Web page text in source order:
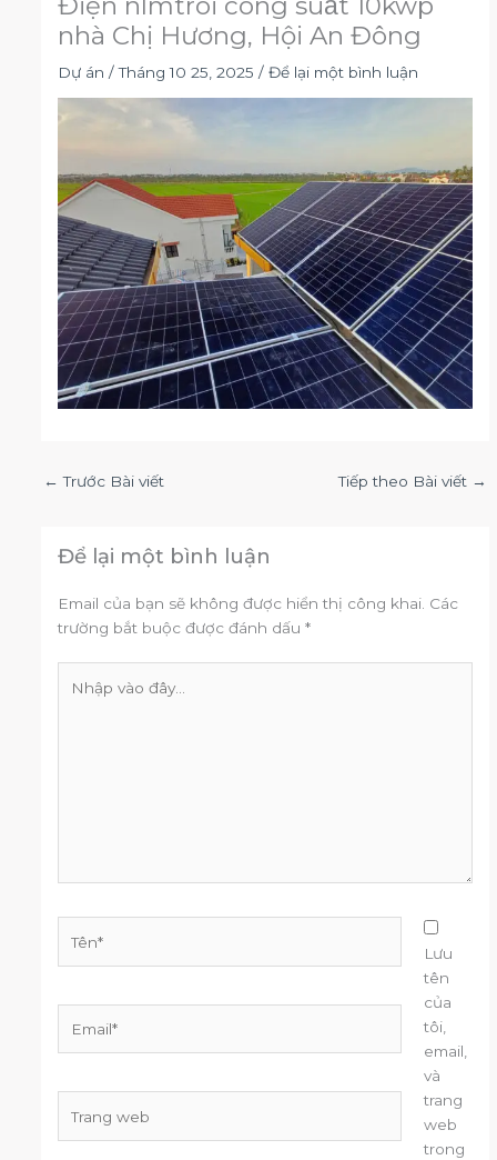
nhà Chị Hương, Hội An Đông
Dự án /Tháng 10 25, 2025/Để lại một bình luận
← Trước Bài viết Tiếp theo Bài viết →
Để lại một bình luận
Email của bạn sẽ không được hiển thị công khai. Các
trường bắt buộc được đánh dấu*
vào
web
Lưu
tên
của
tôi,
email,
và
trang
web
trong